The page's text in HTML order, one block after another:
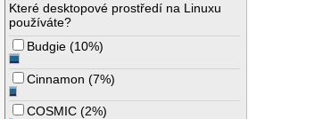
Které desktopové prostředí na Linuxu
používáte?
Budgie (10%)
Cinnamon (7%)
COSMIC (2%)